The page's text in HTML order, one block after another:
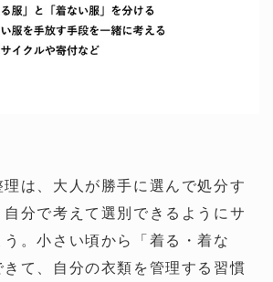
は、大人が勝手に選んで処分す
自分で考えて選別できるようにサ
。小さい頃から「着る・着な
きて、自分の衣類を管理する習慣